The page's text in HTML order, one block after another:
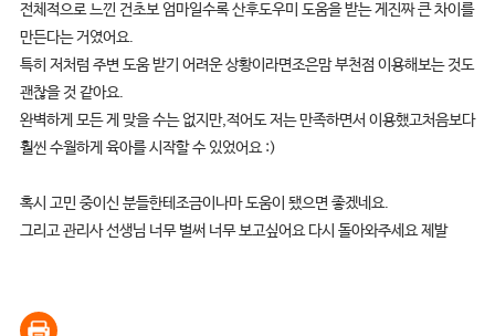
전체적으로 느낀 건초보 엄마일수록 산후도우미 도움을 받는 게진짜 큰 차이를
만든다는 거였어요.
특히 저처럼 주변 도움 받기 어려운 상황이라면조은맘 부천점 이용해보는 것도
괜찮을 것 같아요.
완벽하게 모든 게 맞을 수는 없지만,적어도 저는 만족하면서 이용했고처음보다
훨씬 수월하게 육아를 시작할 수 있었어요 :)
​혹시 고민 중이신 분들한테조금이나마 도움이 됐으면 좋겠네요.
그리고 관리사 선생님 너무 벌써 너무 보고싶어요 다시 돌아와주세요 제발